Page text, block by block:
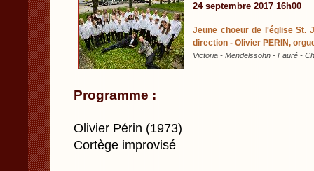
24 septembre 2017 16h00
Jeune choeur de l'église St.
direction - Olivier PERIN,
Victoria - Mendelssohn - Fauré -
Programme :
Olivier Périn (1973)
Cortège improvisé